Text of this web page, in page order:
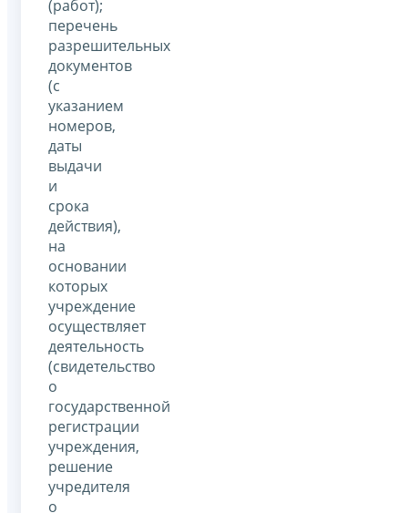
(работ);
перечень
разрешительных
документов
(с
указанием
номеров,
даты
выдачи
и
срока
действия),
на
основании
которых
учреждение
осуществляет
деятельность
(свидетельство
о
государственной
регистрации
учреждения,
решение
учредителя
о